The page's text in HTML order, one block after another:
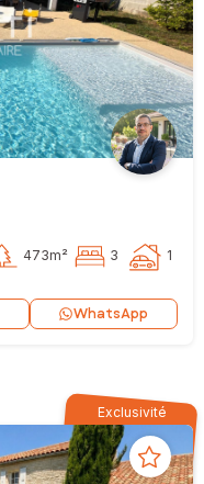
473m² 3 1
WhatsApp
Exclusivité